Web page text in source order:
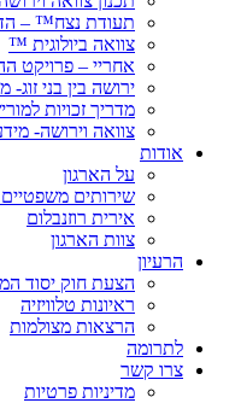
תעודת נצח™ –
צוואה ביולוגית ™
אחריי – פרויקט
ירושה בין בני זוג-
מדריך זכויות
צוואה וירושה-
אודות
על הארגון
שירותים משפטיים
אירית רוזנבלום
צוות הארגון
הרעיון
הצעת חוק יסוד
ראיונות טלוויזיה
הרצאות מצולמות
לתרומה
צרו קשר
מדיניות פרטיות